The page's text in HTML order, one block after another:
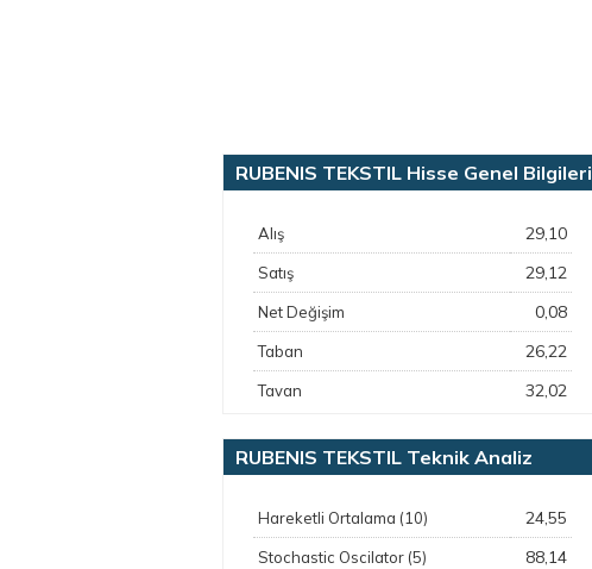
RUBENIS TEKSTIL Hisse Genel Bilgileri
Alış 29,10
Satış 29,12
Net Değişim 0,08
Taban 26,22
Tavan 32,02
RUBENIS TEKSTIL Teknik Analiz
Hareketli Ortalama (10) 24,55
Stochastic Oscilator (5) 88,14